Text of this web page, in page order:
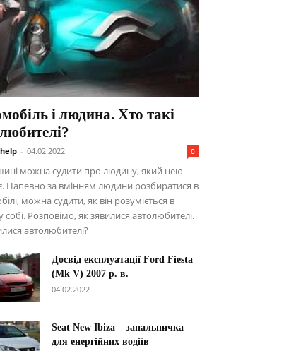
і людина. Хто такі
- 04.02.2022 0
можна судити про людину, який нею
Напевно за вмінням людини розбиратися в
можна судити, як він розуміється в
Розповімо, як зявилися автолюбителі.
автолюбителі?
Досвід експлуатації Ford Fiesta
(Mk V) 2007 р. в.
04.02.2022
Seat New Ibiza – запальничка
для енергійних водіїв